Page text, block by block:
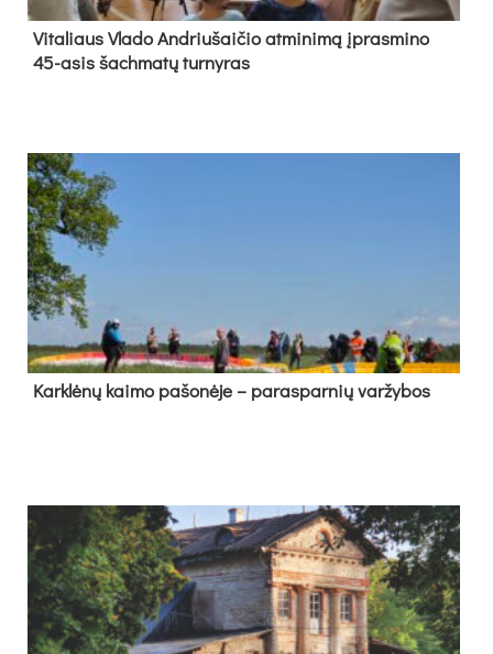
Vi­ta­liaus Vla­do And­riu­šai­čio at­mi­ni­mą įpras­mi­no
45-asis šach­ma­tų tur­ny­ras
Kark­lė­nų kai­mo pa­šo­nė­je – pa­ras­par­nių var­žy­bos